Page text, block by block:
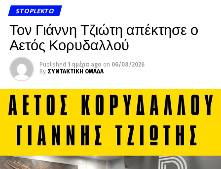
STOPLEKTO
Τον Γιάννη Τζιώτη απέκτησε ο
Αετός Κορυδαλλού
Published 1 ημέρα ago on 06/08/2026
By ΣΥΝΤΑΚΤΙΚΗ ΟΜΑΔΑ